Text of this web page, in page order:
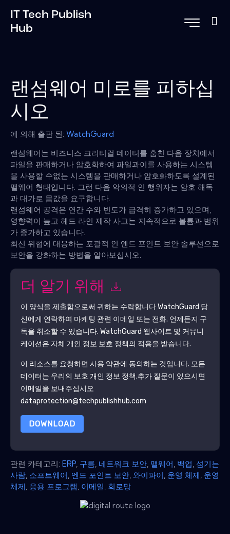
IT Tech Publish
Hub
랜섬웨어 미로를 피하십
시오
에 의해 출판 된: WatchGuard
랜섬웨어는 비즈니스 크리티컬 데이터를 훔친 다음 장치에서
파일을 판매하거나 암호화하여 파일과이를 사용하는 시스템
을 사용할 수없는 시스템을 판매하거나 암호화하도록 설계된
맬웨어 형태입니다. 그런 다음 악의적 인 행위자는 암호 해독
과 대가로 몸값을 요구합니다.
랜섬웨어 공격은 연간 수와 빈도가 급격히 증가하고 있으며,
영향력이 높고 헤드 라인 제작 사고는 지속적으로 볼륨과 범위
가 증가하고 있습니다.
최신 위협에 대응하는 포괄적 인 엔드 포인트 보안 솔루션으로
보안을 강화하는 방법을 알아보십시오.
더 알기 위해
이 양식을 제출함으로써 귀하는 수락합니다WatchGuard 당
신에게 연락하여 마케팅 관련 이메일 또는 전화. 언제든지 구
독을 취소할 수 있습니다. WatchGuard 웹사이트 및 커뮤니
케이션은 자체 개인 정보 보호 정책의 적용을 받습니다.
이 리소스를 요청하면 사용 약관에 동의하는 것입니다. 모든
데이터는 우리의 보호 개인 정보 정책.추가 질문이 있으시면
이메일을 보내주십시오
dataprotection@techpublishhub.com
DOWNLOAD
관련 카테고리: ERP 구름 네트워크 보안 맬웨어 백업 섬기는
사람 소프트웨어 엔드 포인트 보안 와이파이 운영 체제 운영
체제 응용 프로그램 이메일 회로망